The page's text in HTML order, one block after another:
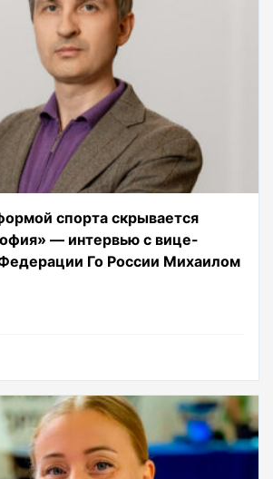
спорта скрывается
— интервью с вице-
Го России Михаилом